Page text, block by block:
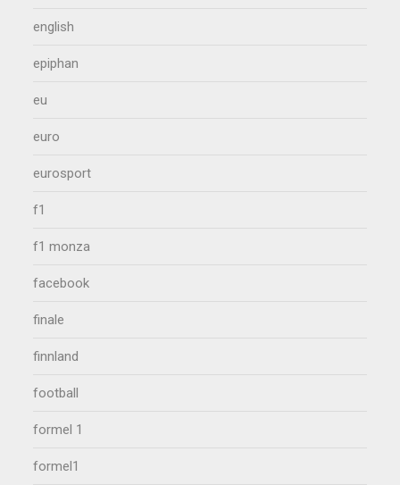
english
epiphan
eu
euro
eurosport
f1
f1 monza
facebook
finale
finnland
football
formel 1
formel1